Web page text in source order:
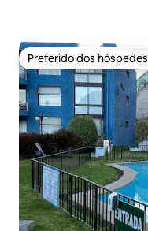
Preferido dos hóspedes
Preferido dos hóspedes